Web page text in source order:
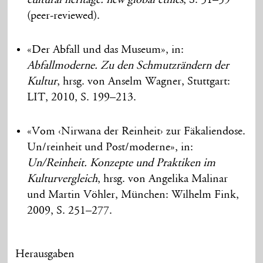
(peer-reviewed).
«Der Abfall und das Museum», in:
Abfallmoderne. Zu den Schmutzrändern der
Kultur, hrsg. von Anselm Wagner, Stuttgart:
LIT, 2010, S. 199–213.
«Vom ‹Nirwana der Reinheit› zur Fäkaliendose.
Un/reinheit und Post/moderne», in:
Un/Reinheit. Konzepte und Praktiken im
Kulturvergleich, hrsg. von Angelika Malinar
und Martin Vöhler, München: Wilhelm Fink,
2009, S. 251–277.
Herausgaben